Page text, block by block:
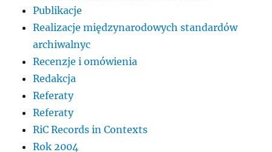
Publikacje
Realizacje międzynarodowych standardów
archiwalnyc
Recenzje i omówienia
Redakcja
Referaty
Referaty
RiC Records in Contexts
Rok 2004